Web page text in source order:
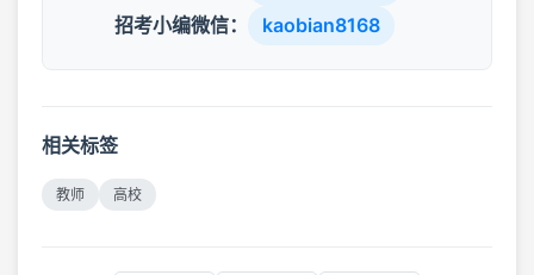
招考小编微信： kaobian8168
相关标签
教师 高校